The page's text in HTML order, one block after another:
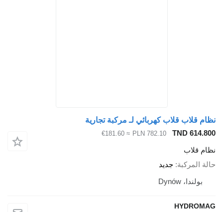
نظام قلاب قلاب كهربائي لـ مركبة تجارية
TND 614.800
PLN 782.10
≈ €181.60
نظام قلاب
حالة المركبة جديد
بولندا، Dynów
HYDROMAG